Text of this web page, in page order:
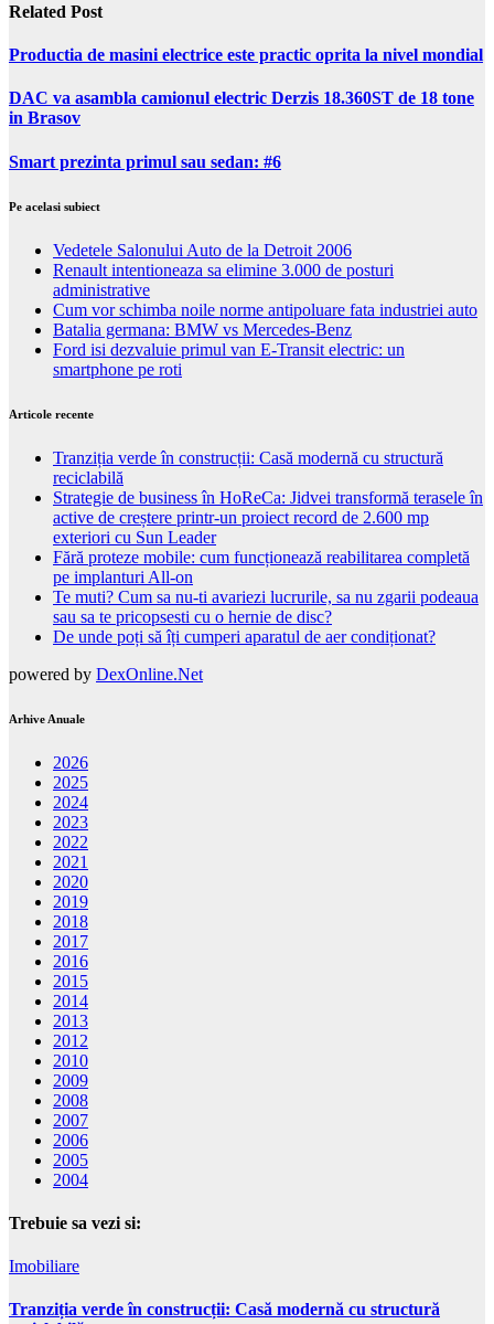
Related Post
Productia de masini electrice este practic oprita la nivel mondial
DAC va asambla camionul electric Derzis 18.360ST de 18 tone
in Brasov
Smart prezinta primul sau sedan: #6
Pe acelasi subiect
Vedetele Salonului Auto de la Detroit 2006
Renault intentioneaza sa elimine 3.000 de posturi
administrative
Cum vor schimba noile norme antipoluare fata industriei auto
Batalia germana: BMW vs Mercedes-Benz
Ford isi dezvaluie primul van E-Transit electric: un
smartphone pe roti
Articole recente
Tranziția verde în construcții: Casă modernă cu structură
reciclabilă
Strategie de business în HoReCa: Jidvei transformă terasele în
active de creștere printr-un proiect record de 2.600 mp
exteriori cu Sun Leader
Fără proteze mobile: cum funcționează reabilitarea completă
pe implanturi All-on
Te muti? Cum sa nu-ti avariezi lucrurile, sa nu zgarii podeaua
sau sa te pricopsesti cu o hernie de disc?
De unde poți să îți cumperi aparatul de aer condiționat?
powered by DexOnline.Net
Arhive Anuale
2026
2025
2024
2023
2022
2021
2020
2019
2018
2017
2016
2015
2014
2013
2012
2010
2009
2008
2007
2006
2005
2004
Trebuie sa vezi si:
Imobiliare
Tranziția verde în construcții: Casă modernă cu structură